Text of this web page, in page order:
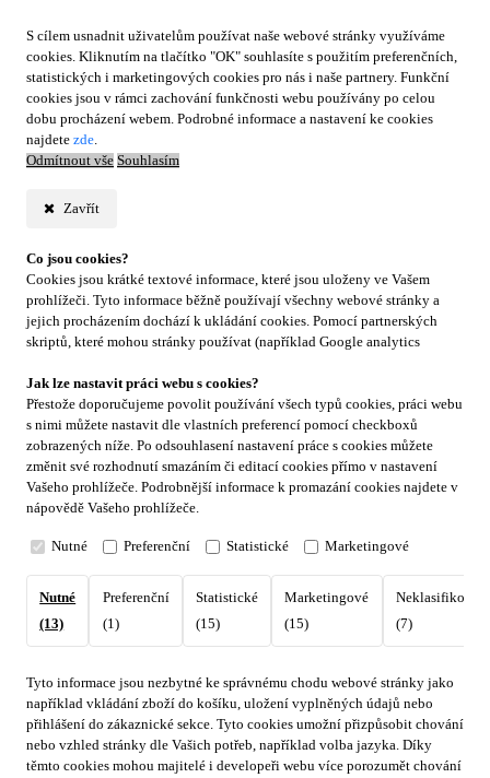
S cílem usnadnit uživatelům používat naše webové stránky využíváme
cookies. Kliknutím na tlačítko "OK" souhlasíte s použitím preferenčních,
statistických i marketingových cookies pro nás i naše partnery. Funkční
cookies jsou v rámci zachování funkčnosti webu používány po celou
dobu procházení webem. Podrobné informace a nastavení ke cookies
najdete zde.
Odmítnout vše Souhlasím
Zavřít
Co jsou cookies?
Cookies jsou krátké textové informace, které jsou uloženy ve Vašem
prohlížeči. Tyto informace běžně používají všechny webové stránky a
jejich procházením dochází k ukládání cookies. Pomocí partnerských
skriptů, které mohou stránky používat (například Google analytics
Jak lze nastavit práci webu s cookies?
Přestože doporučujeme povolit používání všech typů cookies, práci webu
s nimi můžete nastavit dle vlastních preferencí pomocí checkboxů
zobrazených níže. Po odsouhlasení nastavení práce s cookies můžete
změnit své rozhodnutí smazáním či editací cookies přímo v nastavení
Vašeho prohlížeče. Podrobnější informace k promazání cookies najdete v
nápovědě Vašeho prohlížeče.
Nutné Preferenční Statistické Marketingové
Nutné
(13)
Preferenční
(1)
Statistické
(15)
Marketingové
(15)
(7)
Tyto informace jsou nezbytné ke správnému chodu webové stránky jako
například vkládání zboží do košíku, uložení vyplněných údajů nebo
přihlášení do zákaznické sekce. Tyto cookies umožní přizpůsobit chování
nebo vzhled stránky dle Vašich potřeb, například volba jazyka. Díky
těmto cookies mohou majitelé i developeři webu více porozumět chování